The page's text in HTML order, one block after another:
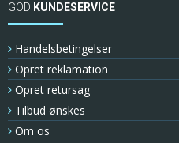
GOD KUNDESERVICE
Handelsbetingelser
Opret reklamation
Opret retursag
Tilbud ønskes
Om os